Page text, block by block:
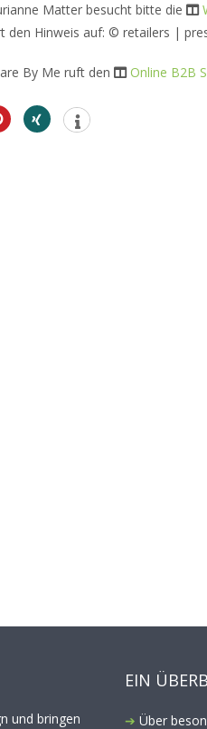
Matter besucht bitte die
den Hinweis auf: © retailers |
By Me ruft den Online B2B
und bringen
EIN
Über